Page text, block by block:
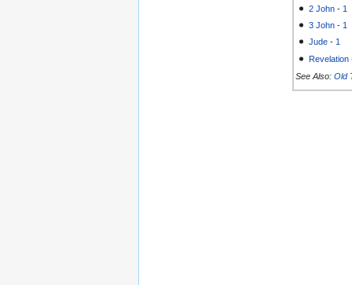
2 John - 1
3 John - 1
Jude -1
Revelation
See Also: Old